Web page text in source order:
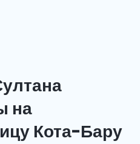
на
Кота-Бару